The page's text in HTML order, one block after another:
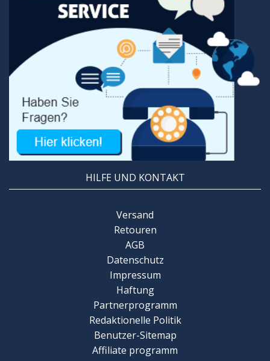
HILFE UND KONTAKT
Versand
Retouren
AGB
Datenschutz
Impressum
Haftung
Partnerprogramm
Redaktionelle Politik
Benutzer-Sitemap
Affiliate programm